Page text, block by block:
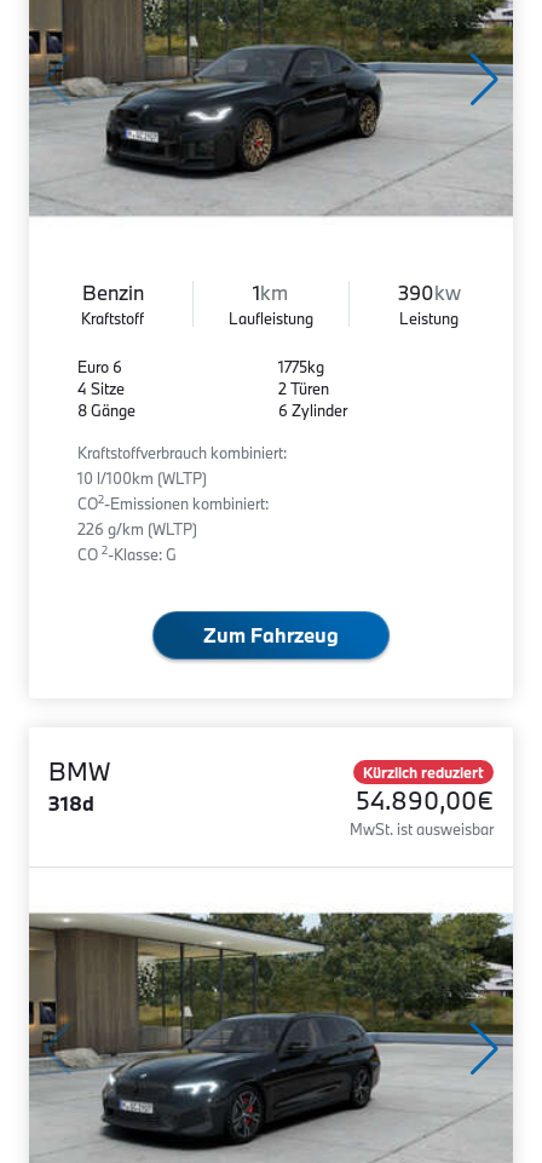
Benzin
Kraftstoff
1km
Laufleistung
390kw
Leistung
Euro 6
4 Sitze
8 Gänge
1775kg
2 Türen
6 Zylinder
Kraftstoffverbrauch kombiniert:
10 l/100km (WLTP)
CO2-Emissionen kombiniert:
226 g/km (WLTP)
CO 2-Klasse: G
Zum Fahrzeug
BMW
318d
Kürzlich reduziert
54.890,00€
MwSt. ist ausweisbar